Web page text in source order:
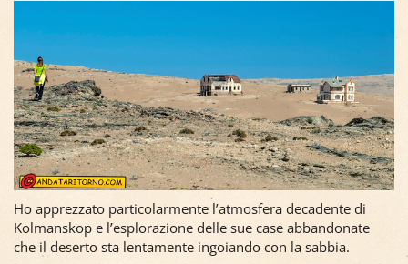
Ho apprezzato particolarmente l’atmosfera decadente di
Kolmanskop e l’esplorazione delle sue case abbandonate
che il deserto sta lentamente ingoiando con la sabbia.